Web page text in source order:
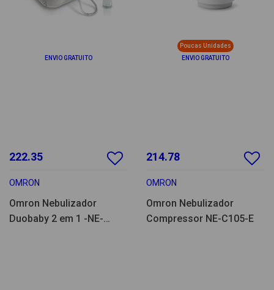
ENVIO GRATUITO
222.35
OMRON
Omron Nebulizador
Duobaby 2 em 1 -NE-
Poucas Unidades
ENVIO GRATUITO
214.78
OMRON
Omron Nebulizador
Compressor NE-C105-E